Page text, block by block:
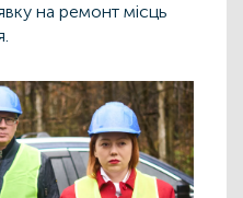
на ремонт місць